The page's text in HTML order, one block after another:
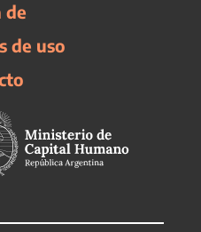
de
de uso